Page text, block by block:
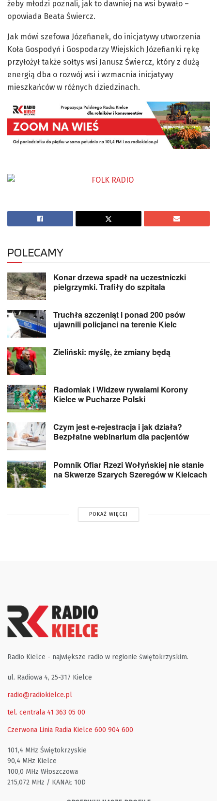
żeby młodzi poznali, jak to dawniej na wsi bywało –
opowiada Beata Świercz.
Jak mówi szefowa Józefianek, do inicjatywy utworzenia
Koła Gospodyń i Gospodarzy Wiejskich Józefianki rękę
przyłożył także sołtys wsi Janusz Świercz, który z dużą
energią dba o rozwój wsi i wzmacnia inicjatywy
mieszkańców w różnych dziedzinach.
POLECAMY
Konar drzewa spadł na uczestniczki
pielgrzymki. Trafiły do szpitala
Truchła szczeniąt i ponad 200 psów
ujawnili policjanci na terenie Kielc
Zieliński: myślę, że zmiany będą
Radomiak i Widzew rywalami Korony
Kielce w Pucharze Polski
Czym jest e-rejestracja i jak działa?
Bezpłatne webinarium dla pacjentów
Pomnik Ofiar Rzezi Wołyńskiej nie stanie
na Skwerze Szarych Szeregów w Kielcach
POKAŻ WIĘCEJ
Radio Kielce - największe radio w regionie świętokrzyskim.
ul. Radiowa 4, 25-317 Kielce
radio@radiokielce.pl
tel. centrala 41 363 05 00
Czerwona Linia Radia Kielce 600 904 600
101,4 MHz Świętokrzyskie
90,4 MHz Kielce
100,0 MHz Włoszczowa
215,072 MHz / KANAŁ 10D